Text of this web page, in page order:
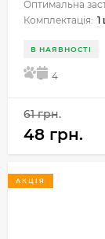
Оптимальна
Комплектація: 1
В НАЯВНОСТІ
5 4
61 грн.
48 грн.
АКЦІЯ